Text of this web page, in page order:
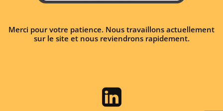
Merci pour votre patience. Nous travaillons actuellement
sur le site et nous reviendrons rapidement.